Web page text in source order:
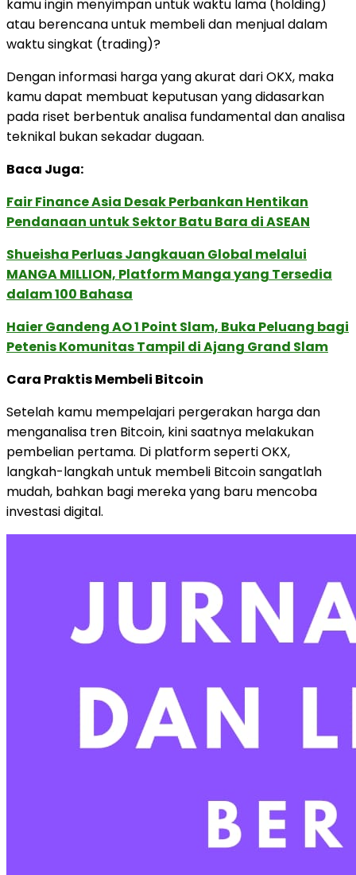
kamu ingin menyimpan untuk waktu lama (holding)
atau berencana untuk membeli dan menjual dalam
waktu singkat (trading)?
Dengan informasi harga yang akurat dari OKX, maka
kamu dapat membuat keputusan yang didasarkan
pada riset berbentuk analisa fundamental dan analisa
teknikal bukan sekadar dugaan.
Baca Juga:
Fair Finance Asia Desak Perbankan Hentikan
Pendanaan untuk Sektor Batu Bara di ASEAN
Shueisha Perluas Jangkauan Global melalui
MANGA MILLION, Platform Manga yang Tersedia
dalam 100 Bahasa
Haier Gandeng AO 1 Point Slam, Buka Peluang bagi
Petenis Komunitas Tampil di Ajang Grand Slam
Cara Praktis Membeli Bitcoin
Setelah kamu mempelajari pergerakan harga dan
menganalisa tren Bitcoin, kini saatnya melakukan
pembelian pertama. Di platform seperti OKX,
langkah-langkah untuk membeli Bitcoin sangatlah
mudah, bahkan bagi mereka yang baru mencoba
investasi digital.